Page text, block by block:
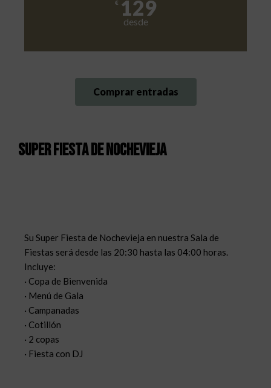
€ 129
desde
Comprar entradas
Super fiesta de nochevieja
Su Super Fiesta de Nochevieja en nuestra Sala de
Fiestas será desde las 20:30 hasta las 04:00 horas.
Incluye:
· Copa de Bienvenida
· Menú de Gala
· Campanadas
· Cotillón
· 2 copas
· Fiesta con DJ